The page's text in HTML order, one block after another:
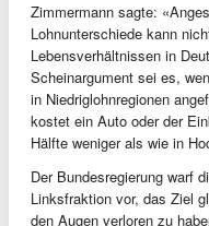
Zimmermann sagte:
Lohnunterschiede kann
Lebensverhältnissen in
Scheinargument sei es,
in Niedriglohnregionen
kostet ein Auto oder der
Hälfte weniger als wie in
Der Bundesregierung warf
Linksfraktion vor, das Ziel
den Augen verloren zu